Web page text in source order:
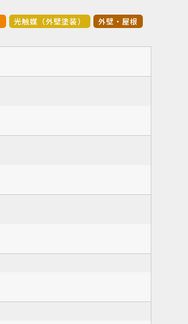
光触媒（外壁塗装） 外壁・屋根